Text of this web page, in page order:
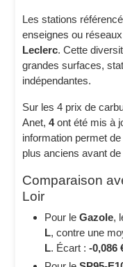
Les stations
enseignes ou
Leclerc. Cette
grandes surfaces,
indépendantes.
Sur les 4 prix de
Anet,4ont été mis à
information permet
plus anciens avant
Comparaison
Loir
Pour leGazole,
L, contre une
L. Écart :-0,086